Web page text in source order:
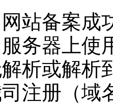
站备案成
务器上使
析或解析
注册（域